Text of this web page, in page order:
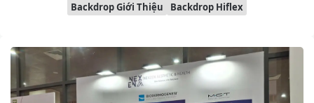
Backdrop Giới Thiệu Backdrop Hiflex